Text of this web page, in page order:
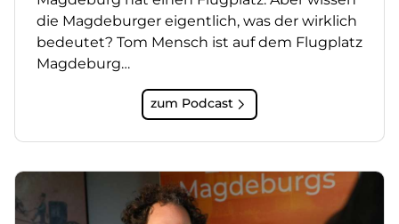
die Magdeburger eigentlich, was der wirklich
bedeutet? Tom Mensch ist auf dem Flugplatz
Magdeburg…
zum Podcast